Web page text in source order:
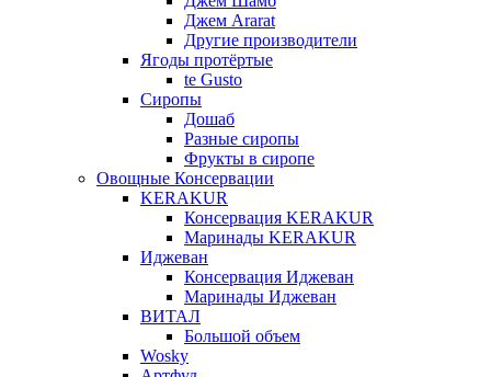
Джем Ararat
Другие производители
Ягоды протёртые
te Gusto
Сиропы
Дошаб
Разные сиропы
Фрукты в сиропе
Овощные Консервации
KERAKUR
Консервация KERAKUR
Маринады KERAKUR
Иджеван
Консервация Иджеван
Маринады Иджеван
ВИТАЛ
Большой объем
Wosky